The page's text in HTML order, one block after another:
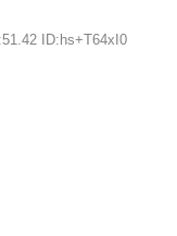
ID:hs+T64xI0